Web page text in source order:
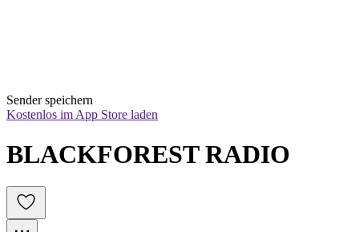
Sender speichern
Kostenlos im App Store laden
BLACKFOREST RADIO